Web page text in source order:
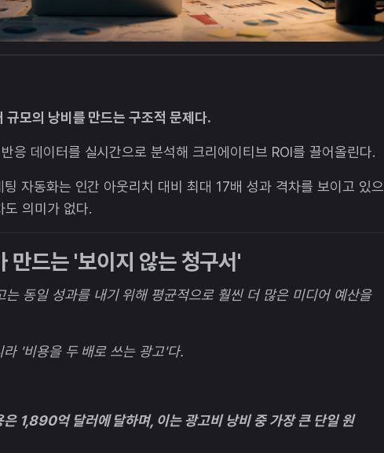
모의 낭비를 만드는 구조적 문제다.
응 데이터를 실시간으로 분석해 크리에이티브 ROI를 끌어올린다.
자동화는 인간 아웃리치 대비 최대 17배 성과 격차를 보이고 있으
도 의미가 없다.
만드는 '보이지 않는 청구서'
는 동일 성과를 내기 위해 평균적으로 훨씬 더 많은 미디어 예산을
'비용을 두 배로 쓰는 광고'다.
1,890억 달러에 달하며, 이는 광고비 낭비 중 가장 큰 단일 원